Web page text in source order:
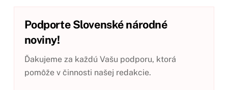
Podporte Slovenské národné
noviny!
Ďakujeme za každú Vašu podporu, ktorá
pomôže v činnosti našej redakcie.